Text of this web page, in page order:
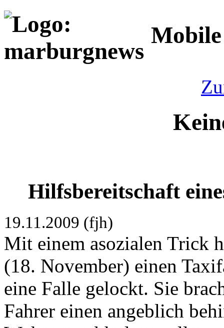
Hilfsbereitschaft
19.11.2009 (fjh)
Mit einem asozialen Trick
(18. November) einen
eine Falle gelockt. Sie
Fahrer einen angeblich